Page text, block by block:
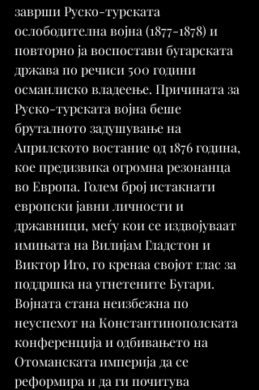
заврши Руско-турската
ослободителна војна (1877-1878) и
повторно ја воспостави бугарската
држава по речиси 500 години
османлиско владеење. Причината за
Руско-турската војна беше
бруталното задушување на
Априлското востание од 1876 година,
кое предизвика огромна резонанца
во Европа. Голем број истакнати
европски јавни личности и
државници, меѓу кои се издвојуваат
имињата на Вилијам Гладстон и
Виктор Иго, го кренаа својот глас за
поддршка на угнетените Бугари.
Војната стана неизбежна по
неуспехот на Константинополската
конференција и одбивањето на
Отоманската империја да се
реформира и да ги почитува